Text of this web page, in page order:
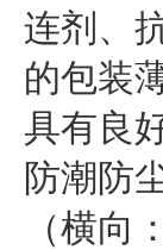
连剂、
的包装
具有良
防潮防
（横向